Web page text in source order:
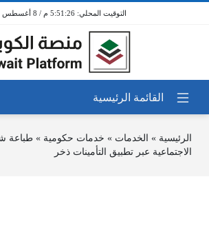
5:51:26 م / 8 أغسطس 2026
الرئيسية » الخدمات » خدمات حكومية » طباعة
الاجتماعية عبر تطبيق التأمينات ذخر